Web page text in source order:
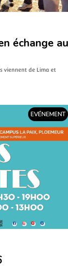
échange au
viennent de Lima et
EVÉNEMENT